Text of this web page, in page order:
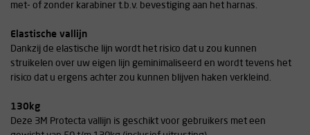
met- of zonder karabiner t.b.v. bevestiging aan het harnas.
Elastische vallijn
Dankzij de elastische lijn wordt het risico dat u zou kunnen
struikelen over uw eigen lijn geminimaliseerd en wordt tevens het
risico dat u ergens achter zou kunnen blijven haken verkleind.
130kg
Deze 3M Protecta vallijn is geschikt voor gebruikers met een